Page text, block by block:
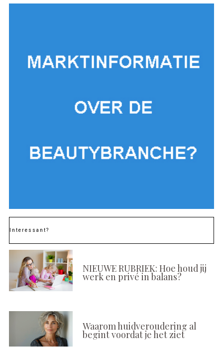
Interessant?
NIEUWE RUBRIEK: Hoe houd jij
werk en privé in balans?
Waarom huidveroudering al
begint voordat je het ziet